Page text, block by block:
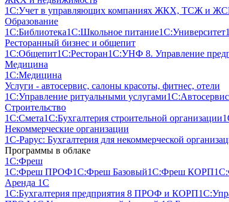
1С:Учет в управляющих компаниях ЖКХ, ТСЖ и
Образование
1С:Библиотека1С:Школьное питание1С:Университет
Ресторанный бизнес и общепит
1С:Общепит1С:Ресторан1С:УНФ 8. Управление
Медицина
1С:Медицина
Услуги - автосервис, cалоны красоты, фитнес, отели
1С:Управление ритуальными услугами1С:Автосервис
Строительство
1С:Смета1С:Бухгалтерия строительной организации
Некоммерческие организации
1С-Рарус: Бухгалтерия для некоммерческой
Программы в облаке
1C:Фреш
1C:Фреш ПРОФ1C:Фреш Базовый1C:Фреш КОРП
Аренда 1С
1С:Бухгалтерия предприятия 8 ПРОФ и КОРП